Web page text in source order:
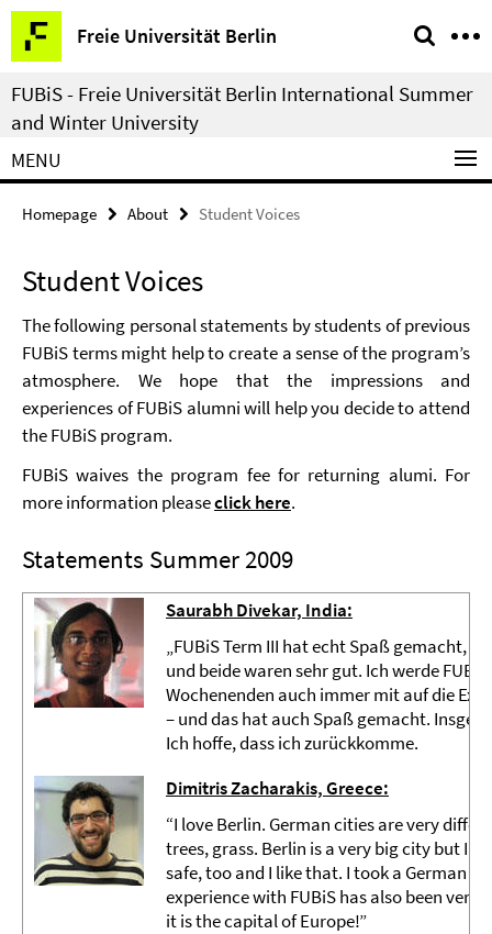
Springe
direkt
zu
Inhalt
Freie Universität Berlin
Service
Navigation
FUBiS - Freie Universität Berlin International Summer
and Winter University
MENU
Homepage About Student Voices
Student Voices
The following personal statements by students of previous
FUBiS terms might help to create a sense of the program’s
atmosphere. We hope that the impressions and
experiences of FUBiS alumni will help you decide to attend
the FUBiS program.
FUBiS waives the program fee for returning alumi. For
more information pleaseclick here.
Statements Summer 2009
Saurabh Divekar, India:
„FUBiS Term III hat echt Spaß gemacht,
und beide waren sehr gut. Ich werde
Wochenenden auch immer mit auf die
– und das hat auch Spaß gemacht.
Ich hoffe, dass ich zurückkomme.
Dimitris Zacharakis, Greece:
“I love Berlin. German cities are very
trees, grass. Berlin is a very big city but I
safe, too and I like that. I took a German
experience with FUBiS has also been
it is the capital of Europe!”